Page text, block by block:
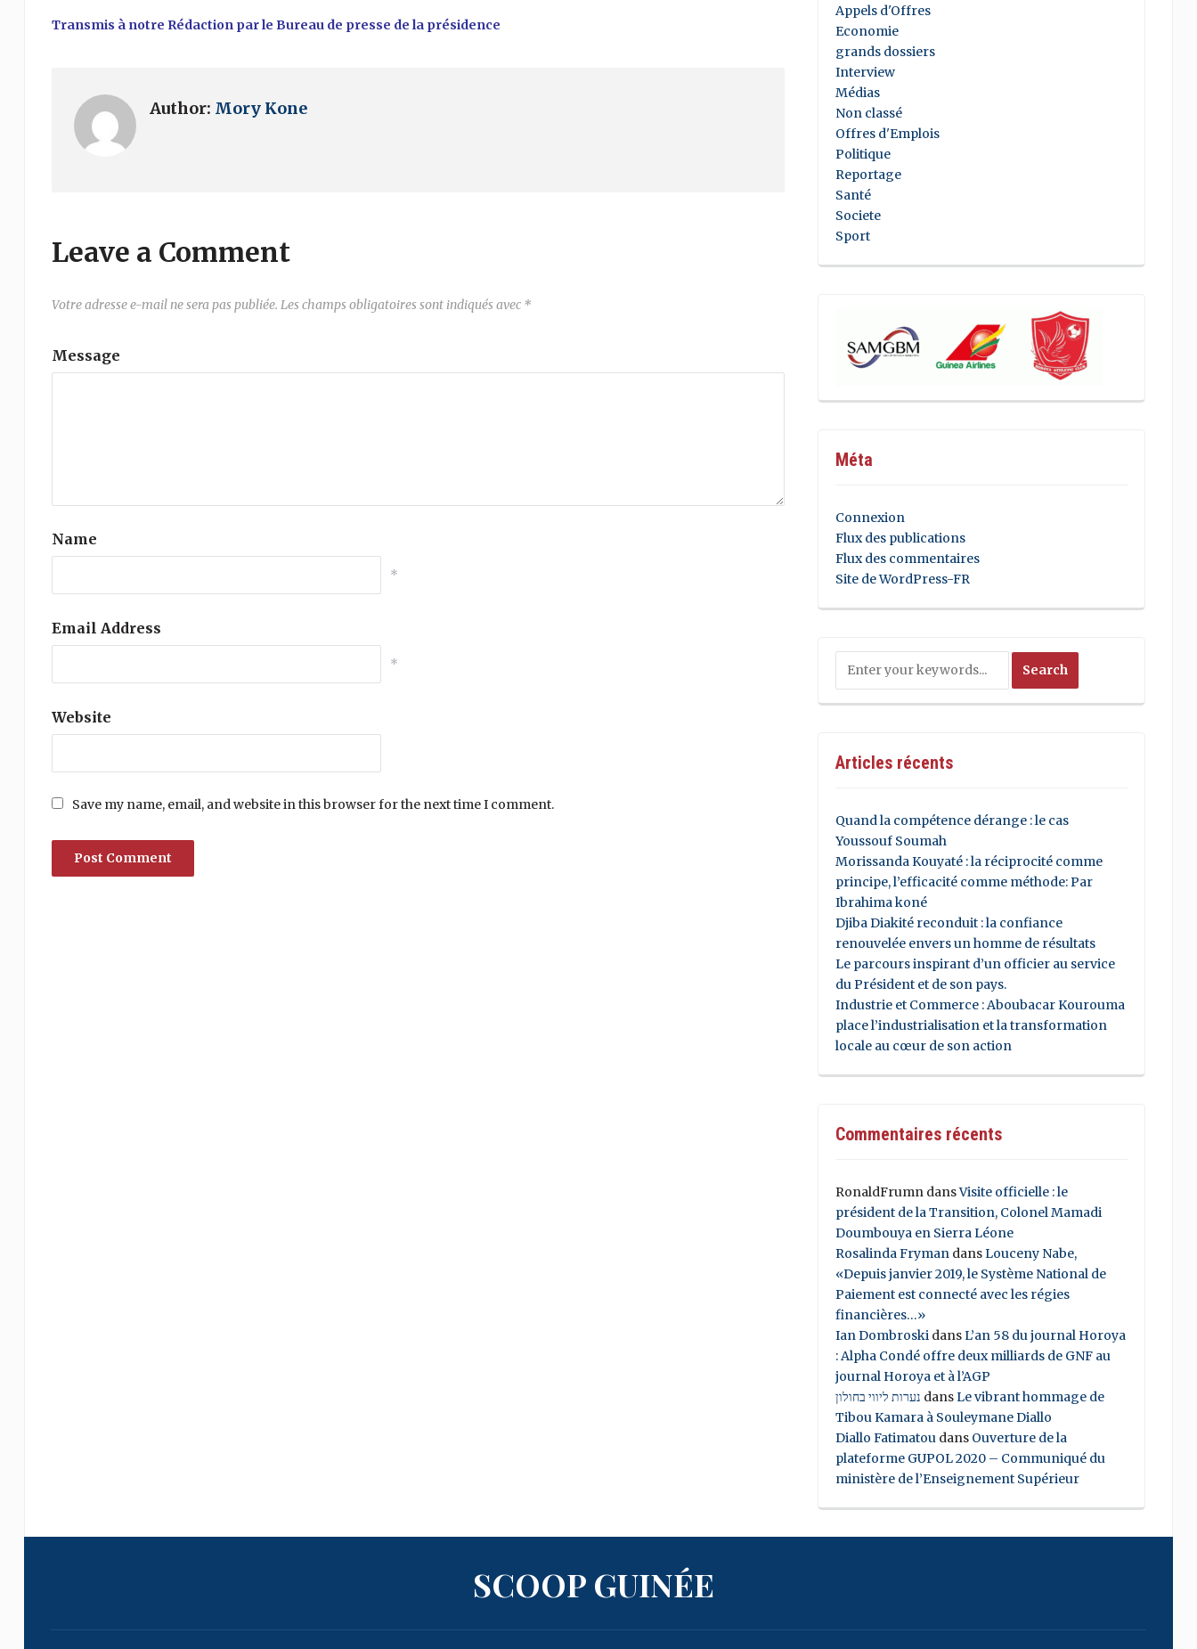
Transmis à notre Rédaction par le Bureau de presse de la présidence
Author: Mory Kone
Leave a Comment
Votre adresse e-mail ne sera pas publiée. Les champs obligatoires sont indiqués avec *
Message
Name
*
Email Address
*
Website
Save my name, email, and website in this browser for the next time I comment.
Appels d'Offres
Economie
grands dossiers
Interview
Médias
Non classé
Offres d'Emplois
Politique
Reportage
Santé
Societe
Sport
Méta
Connexion
Flux des publications
Flux des commentaires
Site de WordPress-FR
Articles récents
Quand la compétence dérange : le cas
Youssouf Soumah
Morissanda Kouyaté : la réciprocité comme
principe, l’efficacité comme méthode: Par
Ibrahima koné
Djiba Diakité reconduit : la confiance
renouvelée envers un homme de résultats
Le parcours inspirant d’un officier au service
du Président et de son pays.
Industrie et Commerce : Aboubacar Kourouma
place l’industrialisation et la transformation
locale au cœur de son action
Commentaires récents
RonaldFrumndansVisite officielle : le
président de la Transition, Colonel Mamadi
Doumbouya en Sierra Léone
Rosalinda FrymandansLouceny Nabe,
«Depuis janvier 2019, le Système National de
Paiement est connecté avec les régies
financières…»
Ian DombroskidansL’an 58 du journal Horoya
: Alpha Condé offre deux milliards de GNF au
journal Horoya et à l’AGP
נערות ליווי בחולון dansLe vibrant hommage de
Tibou Kamara à Souleymane Diallo
Diallo Fatimatoudans Ouverture de la
plateforme GUPOL 2020 – Communiqué du
ministère de l’Enseignement Supérieur
SCOOP GUINÉE